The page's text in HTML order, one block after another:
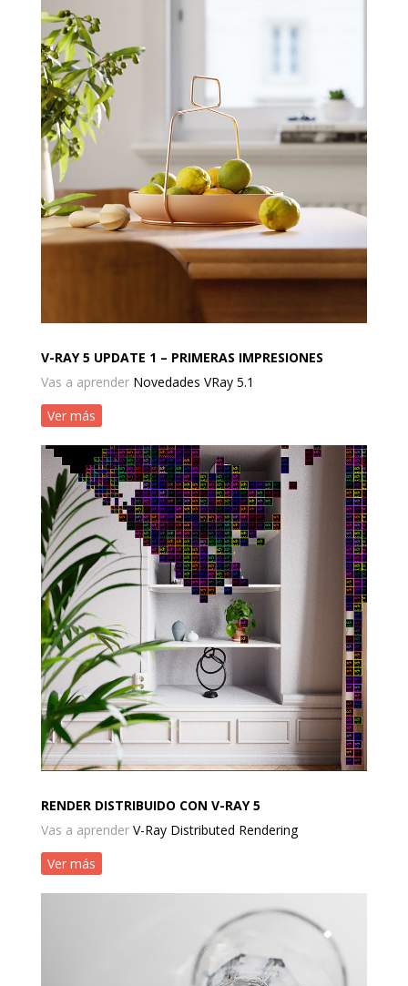
V-RAY 5 UPDATE 1 – PRIMERAS IMPRESIONES
Vas a aprender Novedades VRay 5.1
Ver más
RENDER DISTRIBUIDO CON V-RAY 5
Vas a aprender V-Ray Distributed Rendering
Ver más